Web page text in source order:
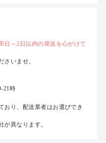
日～2日以内の発送を心がけて
さいませ。
21時
おり、配送業者はお選びでき
異なります。